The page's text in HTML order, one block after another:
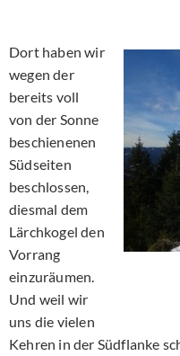
Dort haben wir
wegen der
bereits voll
von der Sonne
beschienenen
Südseiten
beschlossen,
diesmal dem
Lärchkogel den
Vorrang
einzuräumen.
Und weil wir
uns die vielen
Kehren in der Südflanke